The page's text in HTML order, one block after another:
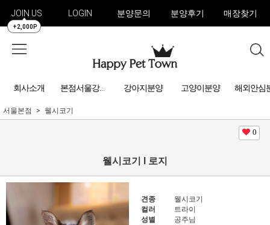
JOIN US
+2,000P
LOGIN 분양문의 분양후기 매장찾기
회사소개 본점서울강아지분양 강아지분양 고양이분양 해외안심
서울본점 웰시코기
0
웰시코기 l 로지
견종
웰시코기
컬러
트라이
성별
공주님